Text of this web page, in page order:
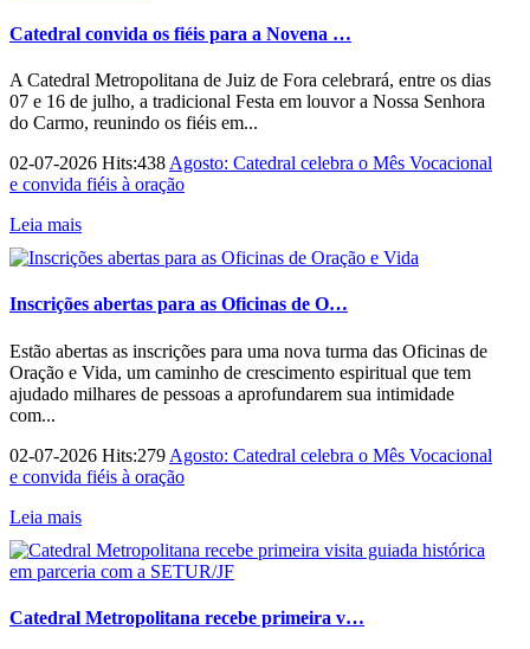
Catedral convida os fiéis para a Novena …
A Catedral Metropolitana de Juiz de Fora celebrará, entre os dias
07 e 16 de julho, a tradicional Festa em louvor a Nossa Senhora
do Carmo, reunindo os fiéis em...
02-07-2026 Hits:438 Agosto: Catedral celebra o Mês Vocacional
e convida fiéis à oração
Leia mais
Inscrições abertas para as Oficinas de O…
Estão abertas as inscrições para uma nova turma das Oficinas de
Oração e Vida, um caminho de crescimento espiritual que tem
ajudado milhares de pessoas a aprofundarem sua intimidade
com...
02-07-2026 Hits:279 Agosto: Catedral celebra o Mês Vocacional
e convida fiéis à oração
Leia mais
Catedral Metropolitana recebe primeira v…